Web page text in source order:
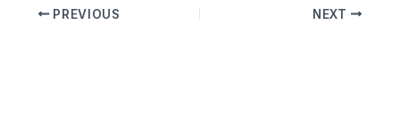
PREVIOUS NEXT